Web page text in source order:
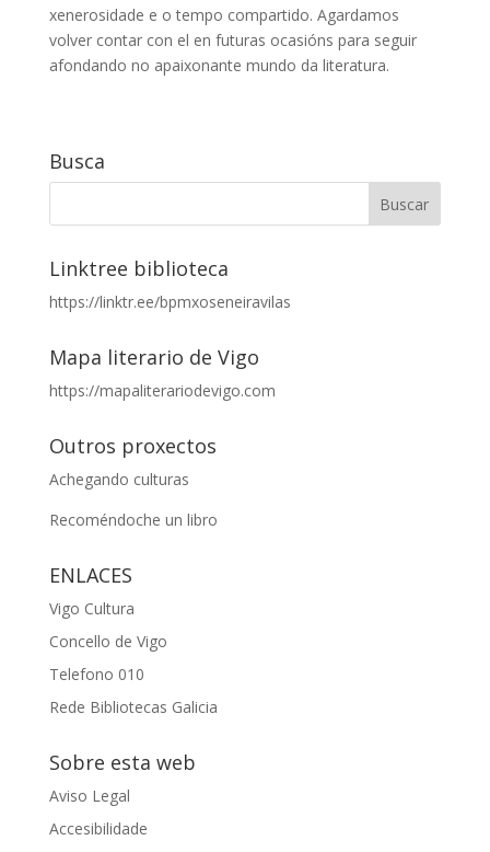
xenerosidade e o tempo compartido. Agardamos
volver contar con el en futuras ocasións para seguir
afondando no apaixonante mundo da literatura.
Busca
Linktree biblioteca
https://linktr.ee/bpmxoseneiravilas
Mapa literario de Vigo
https://mapaliterariodevigo.com
Outros proxectos
Achegando culturas
Recoméndoche un libro
ENLACES
Vigo Cultura
Concello de Vigo
Telefono 010
Rede Bibliotecas Galicia
Sobre esta web
Aviso Legal
Accesibilidade